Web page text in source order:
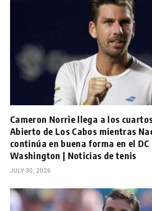
Cameron Norrie llega a los
Abierto de Los Cabos mientras
continúa en buena forma en el DC
Washington | Noticias de tenis
JULY 30, 2026